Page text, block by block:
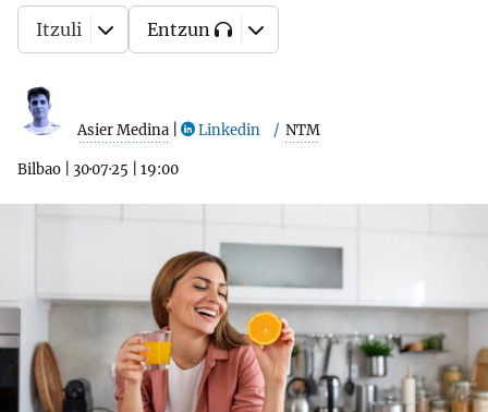
Asier Medina Linkedin NTM
Bilbao 30·07·25 19:00
Itzuli Entzun